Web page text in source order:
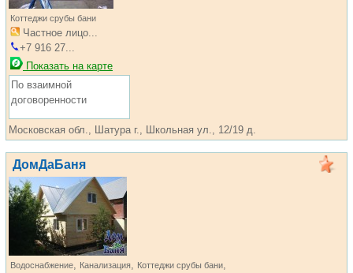
Коттеджи срубы бани
Частное лицо...
+7 916 27...
Показать на карте
По взаимной
договоренности
Московская обл., Шатура г., Школьная ул., 12/19 д.
ДомДаБаня
Водоснабжение, Канализация, Коттеджи срубы бани,